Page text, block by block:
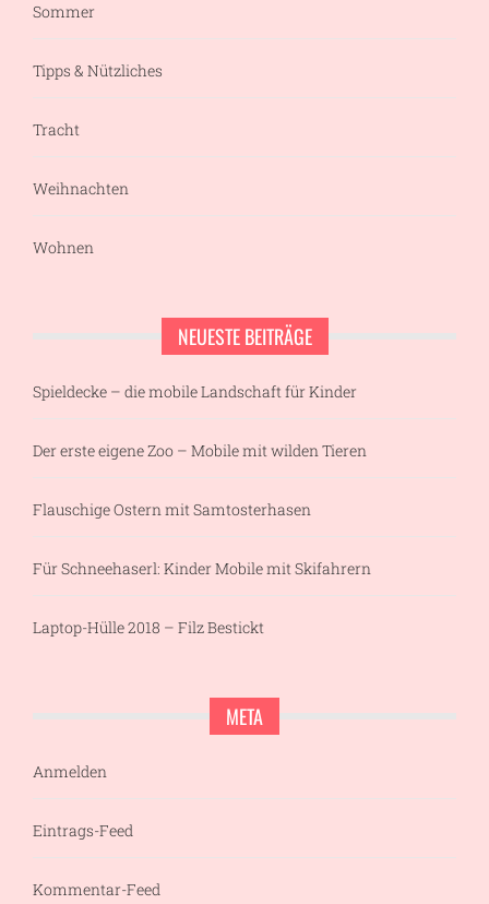
Sommer
Tipps & Nützliches
Tracht
Weihnachten
Wohnen
NEUESTE BEITRÄGE
Spieldecke – die mobile Landschaft für Kinder
Der erste eigene Zoo – Mobile mit wilden Tieren
Flauschige Ostern mit Samtosterhasen
Für Schneehaserl: Kinder Mobile mit Skifahrern
Laptop-Hülle 2018 – Filz Bestickt
META
Anmelden
Eintrags-Feed
Kommentar-Feed